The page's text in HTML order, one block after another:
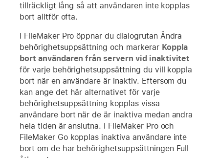
tillräckligt lång så att användaren inte kopplas
bort alltför ofta.
I FileMaker Pro öppnar du dialogrutan Ändra
behörighetsuppsättning och markerar Koppla
bort användaren från servern vid inaktivitet
för varje behörighetsuppsättning du vill koppla
bort när en användare är inaktiv. Eftersom du
kan ange det här alternativet för varje
behörighetsuppsättning kopplas vissa
användare bort när de är inaktiva medan andra
hela tiden är anslutna. I FileMaker Pro och
FileMaker Go kopplas inaktiva användare inte
bort om de har behörighetsuppsättningen Full